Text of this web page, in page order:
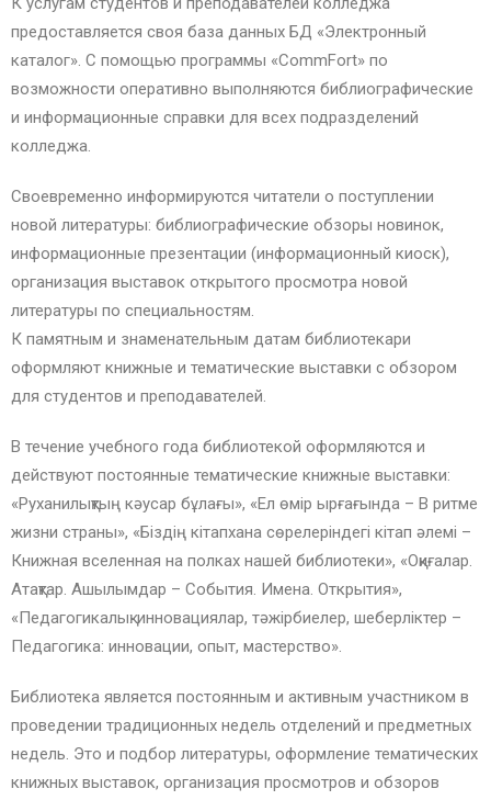
предоставляется своя база данных БД «Электронный
каталог». С помощью программы «CommFort» по
возможности оперативно выполняются библиографические
и информационные справки для всех подразделений
колледжа.
Своевременно информируются читатели о поступлении
новой литературы: библиографические обзоры новинок,
информационные презентации (информационный киоск),
организация выставок открытого просмотра новой
литературы по специальностям.
К памятным и знаменательным датам библиотекари
оформляют книжные и тематические выставки с обзором
для студентов и преподавателей.
В течение учебного года библиотекой оформляются и
действуют постоянные тематические книжные выставки:
«Руханилықтың кәусар бұлағы», «Ел өмір ырғағында – В ритме
жизни страны», «Біздің кітапхана сөрелеріндегі кітап әлемі –
Книжная вселенная на полках нашей библиотеки», «Оқиғалар.
Атақтар. Ашылымдар – События. Имена. Открытия»,
«Педагогикалық: инновациялар, тәжірбиелер, шеберліктер –
Педагогика: инновации, опыт, мастерство».
Библиотека является постоянным и активным участником в
проведении традиционных недель отделений и предметных
недель. Это и подбор литературы, оформление тематических
книжных выставок, организация просмотров и обзоров